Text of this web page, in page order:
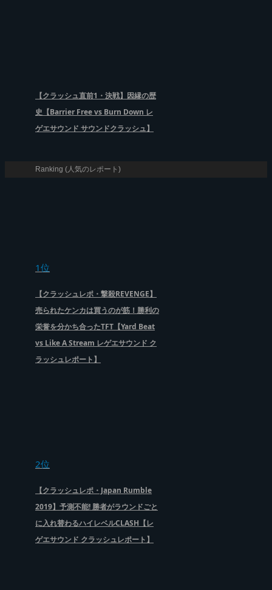
【クラッシュ直前1・決戦】因縁の歴
史【Barrier Free vs Burn Down レ
ゲエサウンド サウンドクラッシュ】
Ranking (人気のレポート)
1位
【クラッシュレポ・撃殺REVENGE】
売られたケンカは買うのが筋！勝利の
栄誉を分かち合ったTFT【Yard Beat
vs Like A Stream レゲエサウンド ク
ラッシュレポート】
2位
【クラッシュレポ・Japan Rumble
2019】予測不能! 勝者がラウンドごと
に入れ替わるハイレベルCLASH【レ
ゲエサウンド クラッシュレポート】